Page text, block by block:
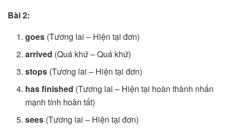
Bài 2:
goes (Tương lai – Hiện tại đơn)
arrived (Quá khứ – Quá khứ)
stops (Tương lai – Hiện tại đơn)
has finished (Tương lai – Hiện tại hoàn thành nhấn
mạnh tính hoàn tất)
sees (Tương lai – Hiện tại đơn)